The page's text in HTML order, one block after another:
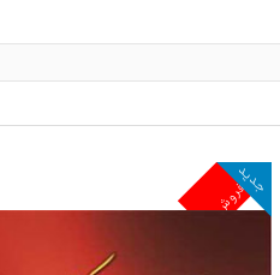
پرفروش
جدید